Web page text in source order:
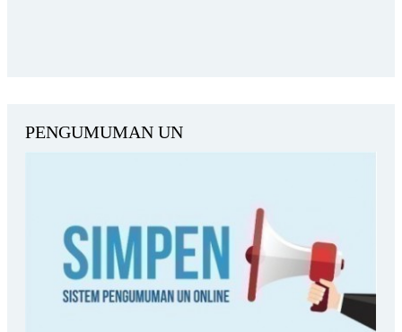
PENGUMUMAN UN